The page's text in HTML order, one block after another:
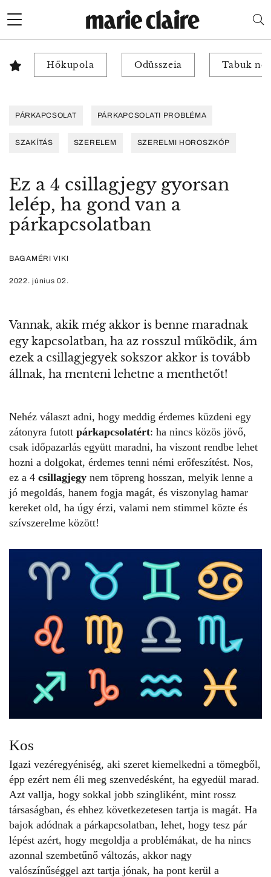
Hőkupola Odüsszeia Tabuk
PÁRKAPCSOLAT PÁRKAPCSOLATI PROBLÉMA
SZAKÍTÁS SZERELEM SZERELMI HOROSZKÓP
Ez a 4 csillagjegy gyorsan
lelép, ha gond van a
párkapcsolatban
BAGAMÉRI VIKI
2022. június 02.
Vannak, akik még akkor is benne maradnak
egy kapcsolatban, ha az rosszul működik, ám
ezek a csillagjegyek sokszor akkor is tovább
állnak, ha menteni lehetne a menthetőt!
Nehéz választ adni, hogy meddig érdemes küzdeni egy
zátonyra futott párkapcsolatért: ha nincs közös jövő,
csak időpazarlás együtt maradni, ha viszont rendbe lehet
hozni a dolgokat, érdemes tenni némi erőfeszítést. Nos,
ez a 4 csillagjegy nem töpreng hosszan, melyik lenne a
jó megoldás, hanem fogja magát, és viszonylag hamar
kereket old, ha úgy érzi, valami nem stimmel közte és
szívszerelme között!
Kos
Igazi vezéregyéniség, aki szeret kiemelkedni a tömegből,
épp ezért nem éli meg szenvedésként, ha egyedül marad.
Azt vallja, hogy sokkal jobb szingliként, mint rossz
társaságban, és ehhez következetesen tartja is magát. Ha
bajok adódnak a párkapcsolatban, lehet, hogy tesz pár
lépést azért, hogy megoldja a problémákat, de ha nincs
azonnal szembetűnő változás, akkor nagy
valószínűséggel azt tartja jónak, ha pont kerül a